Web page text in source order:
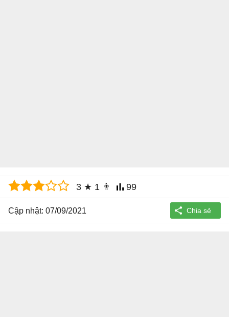
3 ★ 1 👨 99
Cập nhật: 07/09/2021